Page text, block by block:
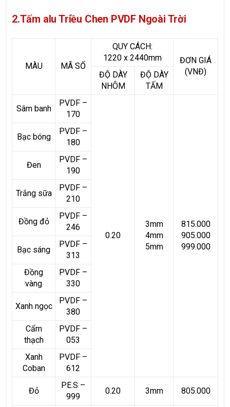
2.Tấm alu Triều Chen PVDF Ngoài Trời
MÀU MÃ SỐ
QUY CÁCH:
1220 x 2440mm
ĐƠN GIÁ
(VNĐ)
ĐỘ DÀY
NHÔM
ĐỘ DÀY
TẤM
Sâm banh
PVDF –
170
0.20
3mm
4mm
5mm
815.000
905.000
999.000
Bạc bóng
PVDF –
180
Đen
PVDF –
190
Trắng sữa
PVDF –
210
Đồng đỏ
PVDF –
246
Bạc sáng
PVDF –
313
Đồng
vàng
PVDF –
330
Xanh ngọc
PVDF –
380
Cẩm
thạch
PVDF –
053
Xanh
Coban
PVDF –
612
Đỏ
PE.S –
999
0.20 3mm 805.000